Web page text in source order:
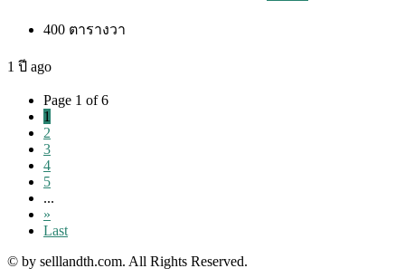
400 ตารางวา
1 ปี ago
Page 1 of 6
1
2
3
4
5
...
»
Last
© by selllandth.com. All Rights Reserved.